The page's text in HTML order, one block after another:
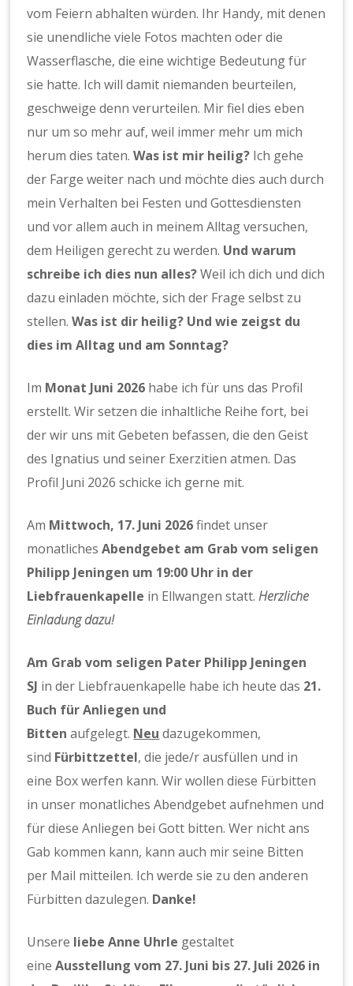
vom Feiern abhalten würden. Ihr Handy, mit denen
sie unendliche viele Fotos machten oder die
Wasserflasche, die eine wichtige Bedeutung für
sie hatte. Ich will damit niemanden beurteilen,
geschweige denn verurteilen. Mir fiel dies eben
nur um so mehr auf, weil immer mehr um mich
herum dies taten.Was ist mir heilig? Ich gehe
der Farge weiter nach und möchte dies auch durch
mein Verhalten bei Festen und Gottesdiensten
und vor allem auch in meinem Alltag versuchen,
dem Heiligen gerecht zu werden. Und warum
schreibe ich dies nun alles?Weil ich dich und dich
dazu einladen möchte, sich der Frage selbst zu
stellen.Was ist dir heilig? Und wie zeigst du
dies im Alltag und am Sonntag?
Im Monat Juni 2026 habe ich für uns das Profil
erstellt. Wir setzen die inhaltliche Reihe fort, bei
der wir uns mit Gebeten befassen, die den Geist
des Ignatius und seiner Exerzitien atmen. Das
Profil Juni 2026 schicke ich gerne mit.
Am Mittwoch, 17. Juni 2026findet unser
monatlichesAbendgebet am Grab vom seligen
Philipp Jeningen um 19:00 Uhr in der
Liebfrauenkapelle in Ellwangen statt.Herzliche
Einladung dazu!
Am Grab vom seligen Pater Philipp Jeningen
SJ in der Liebfrauenkapelle habe ich heute das 21.
Buch für Anliegen und
Bitten aufgelegt. Neu dazugekommen,
sind Fürbittzettel, die jede/r ausfüllen und in
eine Box werfen kann. Wir wollen diese Fürbitten
in unser monatliches Abendgebet aufnehmen und
für diese Anliegen bei Gott bitten. Wer nicht ans
Gab kommen kann, kann auch mir seine Bitten
per Mail mitteilen. Ich werde sie zu den anderen
Fürbitten dazulegen. Danke!
Unsere liebe Anne Uhrle gestaltet
eineAusstellung vom 27. Juni bis 27. Juli 2026 in